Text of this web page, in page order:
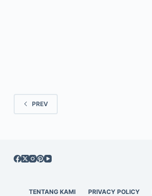
FATIH ANWAR
PREV
TENTANG KAMI PRIVACY POLICY